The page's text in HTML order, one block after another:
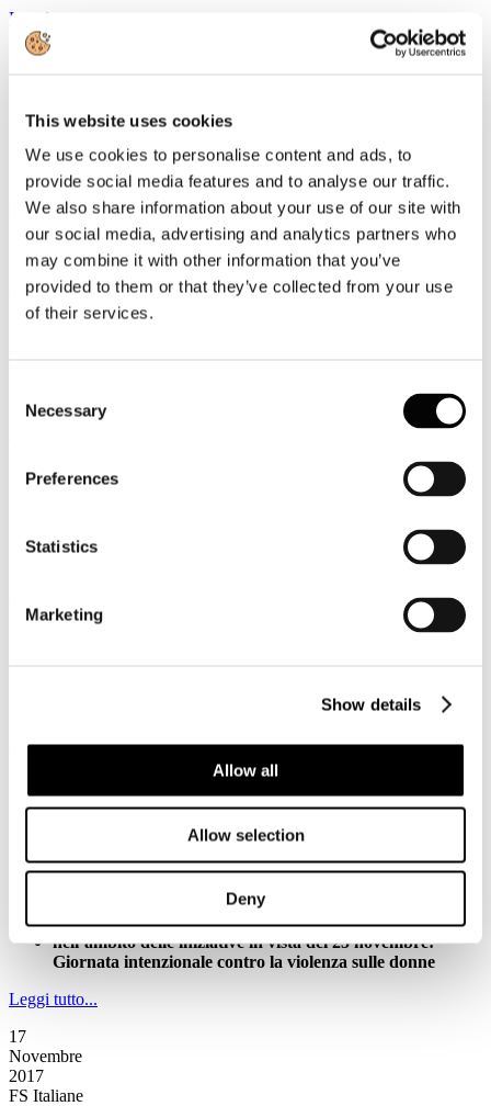
This website uses cookies
We use cookies to personalise content and ads, to
provide social media features and to analyse our traffic.
We also share information about your use of our site with
our social media, advertising and analytics partners who
may combine it with other information that you’ve
provided to them or that they’ve collected from your use
of their services.
Selection
Necessary
Preferences
Statistics
Marketing
Show details
Allow all
Allow selection
Deny
Leggi tutto...
2017
Seminario Data Protection: inizia il conto alla rovescia per le aziende
A poco più di sei mesi dall’entrata in vigore del Reg. Ue 2016/679
qual è la corretta analisi delle modalità di trattamento dei dati, dei
flussi documentali, dei sistemi informativi, degli archivi e quali sono
i rischi connessi delle aziende?
Leggi tutto...
Battisti: con l'apertura di FICO cibo e territorio saranno i veri motori
Il 48% dei turisti negli ultimi due anni ha scelto almeno un viaggio
motivato dalla curiosità di degustare i prodotti locali e di scoprire i
Presidente di Federturismo Gianfranco Battisti - spendendo in
turismo enogastronomico circa un terzo del suo budget.
CONTRO LA VIOLENZA SULLE DONNE
Dipartimento Pari Opportunità
antistalkingattivo da gennaio 2017
gli spot presentati oggi da Maria Elena Boschi,
Lucia Annibali, Consigliera in materia di Pari
Opportunità
nell’ambito delle iniziative in vista del 25 novembre:
Giornata intenzionale contro la violenza sulle donne
Leggi tutto...
17
Novembre
2017
FS Italiane